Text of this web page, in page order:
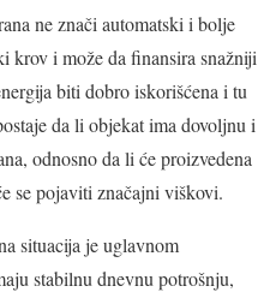
ne znači automatski i bolje
krov i može da finansira snažniji
biti dobro iskorišćena i tu
da li objekat ima dovoljnu i
odnosno da li će proizvedena
se pojaviti značajni viškovi.
situacija je uglavnom
stabilnu dnevnu potrošnju,